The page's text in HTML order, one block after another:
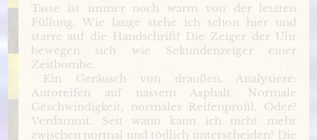
Tasse ist immer noch warm von der letzten
Füllung. Wie lange stehe ich schon hier und
starre auf die Handschrift? Die Zeiger der Uhr
bewegen sich wie Sekundenzeiger einer
Zeitbombe.
Ein Geräusch von draußen. Analysiere:
Autoreifen auf nassem Asphalt. Normale
Geschwindigkeit, normales Reifenprofil. Oder?
Verdammt. Seit wann kann ich nicht mehr
zwischen normal und tödlich unterscheiden? Die